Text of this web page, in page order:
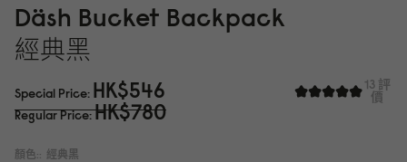
Däsh Bucket Backpack
經典黑
13 評
價
Special Price HK$546
Regular Price HK$780
顏色:: 經典黑